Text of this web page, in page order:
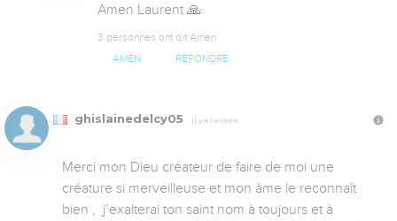
Amen Laurent 🙏
3 personnes ont dit Amen
AMEN RÉPONDRE
ghislainedelcy05 Il y a 1 année
Merci mon Dieu créateur de faire de moi une
créature si merveilleuse et mon âme le reconnaît
bien ,  j’exalterai ton saint nom à toujours et à